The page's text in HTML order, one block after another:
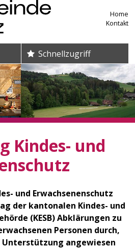
Home
Kontakt
Schnellzugriff
Kindes- und
und Erwachsenenschutz
der kantonalen Kindes- und
(KESB) Abklärungen zu
Personen durch,
angewiesen